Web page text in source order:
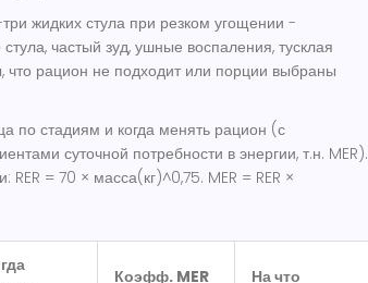
жидких стула при резком угощении -
частый зуд, ушные воспаления, тусклая
что рацион не подходит или порции выбраны
по стадиям и когда менять рацион (с
суточной потребности в энергии, т.н. MER).
= 70 × масса(кг)^0,75. MER = RER ×
Коэфф. MER
На что